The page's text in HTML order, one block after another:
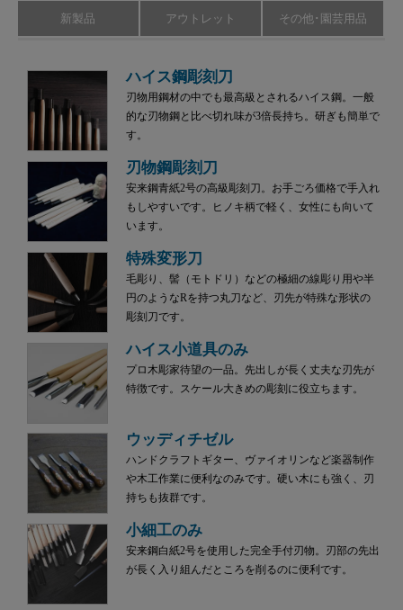
新製品 アウトレット その他･園芸用品
ハイス鋼彫刻刀
刃物用鋼材の中でも最高級とされるハイス鋼。一般
的な刃物鋼と比べ切れ味が3倍長持ち。研ぎも簡単で
す。
刃物鋼彫刻刀
安来鋼青紙2号の高級彫刻刀。お手ごろ価格で手入れ
もしやすいです。ヒノキ柄で軽く、女性にも向いて
います。
特殊変形刀
毛彫り、髻（モトドリ）などの極細の線彫り用や半
円のようなRを持つ丸刀など、刃先が特殊な形状の
彫刻刀です。
ハイス小道具のみ
プロ木彫家待望の一品。先出しが長く丈夫な刃先が
特徴です。スケール大きめの彫刻に役立ちます。
ウッディチゼル
ハンドクラフトギター、ヴァイオリンなど楽器制作
や木工作業に便利なのみです。硬い木にも強く、刃
持ちも抜群です。
小細工のみ
安来鋼白紙2号を使用した完全手付刃物。刃部の先出
が長く入り組んだところを削るのに便利です。